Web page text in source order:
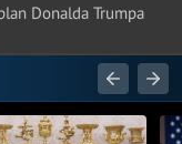
Donalda Trumpa